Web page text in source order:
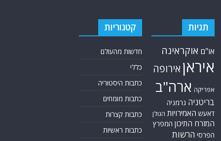
תגיות
או"ם אוקראינה
איראן אירופה
אפריקה ארה"ב
בריטניה גרמניה
דאעש האמירויות הגולן
המזרח התיכון המפרץ
הפרסי הרשות
קטגוריות
חדשות מהעולם
כללי
כתבות היסטוריה
כתבות מומחים
כתבות קצרות
כתבות ראשיות